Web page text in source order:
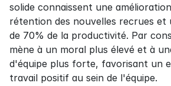
solide connaissent une
rétention des nouvelles recrues et
de 70% de la productivité. Par
mène à un moral plus élevé et à
d'équipe plus forte, favorisant un
travail positif au sein de l'équipe.